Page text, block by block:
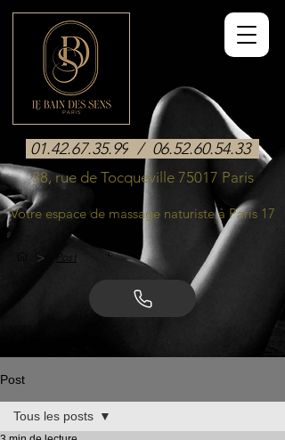
01.42.67.35.99 / 06.52.60.54.33
> Post
38, rue de Tocqueville 75017 Paris
Votre espace de massage naturiste à Paris 17
Post
Tous les posts